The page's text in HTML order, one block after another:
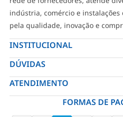
indústria, comércio e
pela qualidade, inovação e
INSTITUCIONAL
DÚVIDAS
ATENDIMENTO
FORMAS DE